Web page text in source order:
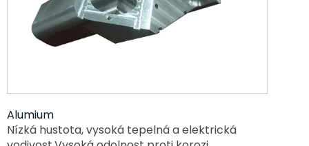
Alumium
Nízká hustota, vysoká tepelná a elektrická